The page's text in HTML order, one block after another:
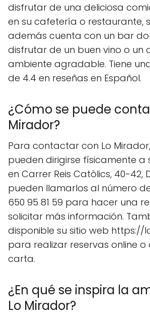
disfrutar de una deliciosa
en su cafetería o restaurante,
además cuenta con un bar
disfrutar de un buen vino o un
ambiente agradable. Tiene
de 4.4 en reseñas en Español.
¿Cómo se puede
Mirador?
Para contactar con Lo
pueden dirigirse físicamente a
en Carrer Reis Catòlics, 40-42,
pueden llamarlos al número
650 95 81 59 para hacer una
solicitar más información.
disponible su sitio web https://
para realizar reservas online o
carta.
¿En qué se inspira la
Lo Mirador?